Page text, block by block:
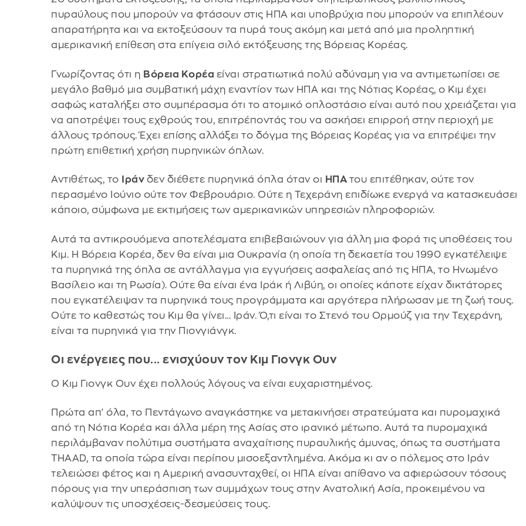
πυραύλους που μπορούν να φτάσουν στις ΗΠΑ και υποβρύχια που μπορούν να επιπλέουν
απαρατήρητα και να εκτοξεύσουν τα πυρά τους ακόμη και μετά από μια προληπτική
αμερικανική επίθεση στα επίγεια σιλό εκτόξευσης της Βόρειας Κορέας.
Γνωρίζοντας ότι η Βόρεια Κορέα είναι στρατιωτικά πολύ αδύναμη για να αντιμετωπίσει σε
μεγάλο βαθμό μια συμβατική μάχη εναντίον των ΗΠΑ και της Νότιας Κορέας, ο Κιμ έχει
σαφώς καταλήξει στο συμπέρασμα ότι το ατομικό οπλοστάσιο είναι αυτό που χρειάζεται για
να αποτρέψει τους εχθρούς του, επιτρέποντάς του να ασκήσει επιρροή στην περιοχή με
άλλους τρόπους. Έχει επίσης αλλάξει το δόγμα της Βόρειας Κορέας για να επιτρέψει την
πρώτη επιθετική χρήση πυρηνικών όπλων.
Αντιθέτως, το Ιράν δεν διέθετε πυρηνικά όπλα όταν οι ΗΠΑ του επιτέθηκαν, ούτε τον
περασμένο Ιούνιο ούτε τον Φεβρουάριο. Ούτε η Τεχεράνη επιδίωκε ενεργά να κατασκευάσει
κάποιο, σύμφωνα με εκτιμήσεις των αμερικανικών υπηρεσιών πληροφοριών.
Αυτά τα αντικρουόμενα αποτελέσματα επιβεβαιώνουν για άλλη μια φορά τις υποθέσεις του
Κιμ. Η Βόρεια Κορέα, δεν θα είναι μια Ουκρανία (η οποία τη δεκαετία του 1990 εγκατέλειψε
τα πυρηνικά της όπλα σε αντάλλαγμα για εγγυήσεις ασφαλείας από τις ΗΠΑ, το Ηνωμένο
Βασίλειο και τη Ρωσία). Ούτε θα είναι ένα Ιράκ ή Λιβύη, οι οποίες κάποτε είχαν δικτάτορες
που εγκατέλειψαν τα πυρηνικά τους προγράμματα και αργότερα πλήρωσαν με τη ζωή τους.
Ούτε το καθεστώς του Κιμ θα γίνει... Ιράν. Ό,τι είναι το Στενό του Ορμούζ για την Τεχεράνη,
είναι τα πυρηνικά για την Πιονγιάνγκ.
Οι ενέργειες που... ενισχύουν τον Κιμ Γιονγκ Ουν
Ο Κιμ Γιονγκ Ουν έχει πολλούς λόγους να είναι ευχαριστημένος.
Πρώτα απ' όλα, το Πεντάγωνο αναγκάστηκε να μετακινήσει στρατεύματα και πυρομαχικά
από τη Νότια Κορέα και άλλα μέρη της Ασίας στο ιρανικό μέτωπο. Αυτά τα πυρομαχικά
περιλάμβαναν πολύτιμα συστήματα αναχαίτισης πυραυλικής άμυνας, όπως τα συστήματα
THAAD, τα οποία τώρα είναι περίπου μισοεξαντλημένα. Ακόμα κι αν ο πόλεμος στο Ιράν
τελειώσει φέτος και η Αμερική ανασυνταχθεί, οι ΗΠΑ είναι απίθανο να αφιερώσουν τόσους
πόρους για την υπεράσπιση των συμμάχων τους στην Ανατολική Ασία, προκειμένου να
καλύψουν τις υποσχέσεις-δεσμεύσεις τους.